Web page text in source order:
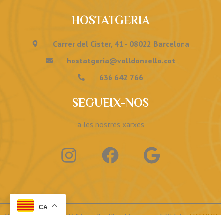
HOSTATGERIA
Carrer del Cister, 41 - 08022 Barcelona
hostatgeria@valldonzella.cat
636 642 766
SEGUEIX-NOS
a les nostres xarxes
CA